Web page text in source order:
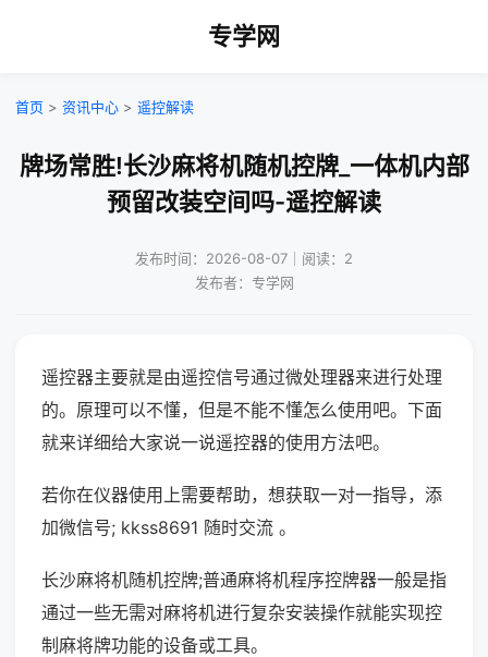
专学网
首页 > 资讯中心 > 遥控解读
牌场常胜!长沙麻将机随机控牌_一体机内部
预留改装空间吗-遥控解读
发布时间：2026-08-07｜阅读：2
发布者：专学网
遥控器主要就是由遥控信号通过微处理器来进行处理
的。原理可以不懂，但是不能不懂怎么使用吧。下面
就来详细给大家说一说遥控器的使用方法吧。
若你在仪器使用上需要帮助，想获取一对一指导，添
加微信号; kkss8691 随时交流 。
长沙麻将机随机控牌;普通麻将机程序控牌器一般是指
通过一些无需对麻将机进行复杂安装操作就能实现控
制麻将牌功能的设备或工具。